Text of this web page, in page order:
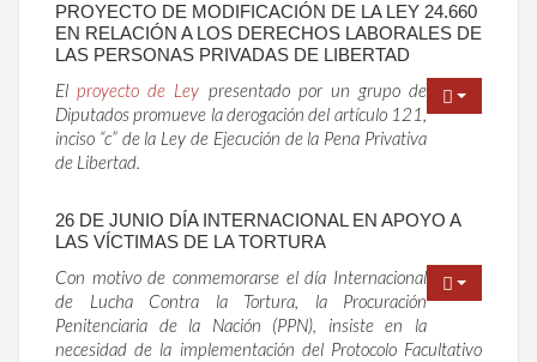
PROYECTO DE MODIFICACIÓN DE LA LEY 24.660
EN RELACIÓN A LOS DERECHOS LABORALES DE
LAS PERSONAS PRIVADAS DE LIBERTAD
Elproyecto de Ley presentado por un grupo de
Diputados promueve la derogación del artículo 121,
inciso “c” de la Ley de Ejecución de la Pena Privativa
de Libertad.
26 DE JUNIO DÍA INTERNACIONAL EN APOYO A
LAS VÍCTIMAS DE LA TORTURA
Con motivo de conmemorarse el día Internacional
de Lucha Contra la Tortura, la Procuración
Penitenciaria de la Nación (PPN), insiste en la
necesidad de la implementación del Protocolo Facultativo